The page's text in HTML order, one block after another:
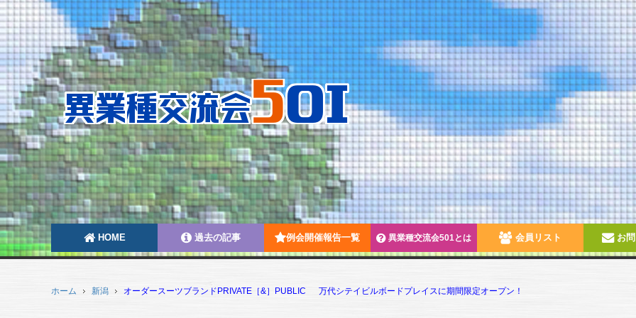
HOME 過去の記事 例会開催報告一覧 異業種交流会501とは 会員リスト お問
ホーム 新潟 オーダースーツブランドPRIVATE［&］PUBLIC 万代シテイビルボードプレイスに期間限定オープン！